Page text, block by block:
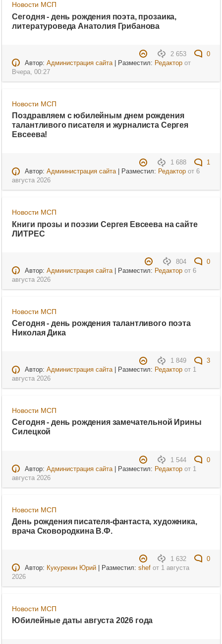
Новости МСП
Сегодня - день рождения поэта, прозаика,
литературоведа Анатолия Грибанова
2 653
0
Автор: Администрация сайта| Разместил: Редакторот
Вчера, 00:27
Новости МСП
Поздравляем с юбилейным днем рождения
талантливого писателя и журналиста Сергея
Евсеева!
1 688
1
Автор: Адмиинистрация сайта| Разместил: Редакторот 6
августа 2026
Новости МСП
Книги прозы и поэзии Сергея Евсеева на сайте
ЛИТРЕС
804
0
Автор: Администрация сайта| Разместил: Редакторот 6
августа 2026
Новости МСП
Сегодня - день рождения талантливого поэта
Николая Дика
1 849
3
Автор: Администрация сайта| Разместил: Редакторот 1
августа 2026
Новости МСП
Сегодня - день рождения замечательной Ирины
Силецкой
1 544
0
Автор: Администрация сайта| Разместил: Редакторот 1
августа 2026
Новости МСП
День рождения писателя-фантаста, художника,
врача Сковородкина В.Ф.
1 632
0
Автор: Кукурекин Юрий| Разместил: shefот 1 августа
2026
Новости МСП
Юбилейные даты августа 2026 года